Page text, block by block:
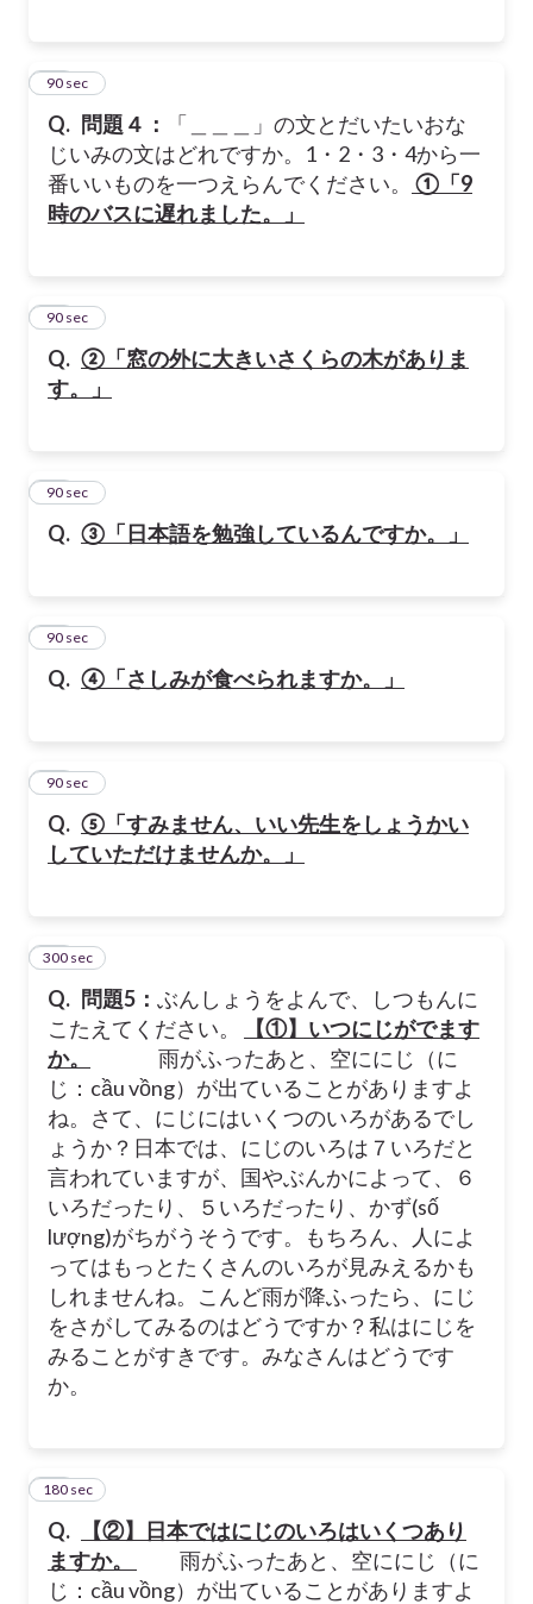
Q. 問題４：
「＿＿＿」の文とだいたいおな
じいみの文はどれですか。1・2・3・4から一
番いいものを一つえらんでください。
①「9
時のバスに遅れました。」
41
90 sec
Q. ②「窓の外に大きいさくらの木がありま
す。」
42
90 sec
Q. ③「日本語を勉強しているんですか。」
43
90 sec
Q. ④「さしみが食べられますか。」
44
90 sec
Q. ⑤「すみません、いい先生をしょうかい
していただけませんか。」
45
90 sec
Q. 問題5： ぶんしょうをよんで、しつもんに
こたえてください。
【①】いつにじがでます
か。
雨がふったあと、空ににじ（に
じ：cầu vồng）が出ていることがありますよ
ね。さて、にじにはいくつのいろがあるでし
ょうか？日本では、にじのいろは７いろだと
言われていますが、国やぶんかによって、６
いろだったり、５いろだったり、かず(số
lượng)がちがうそうです。もちろん、人によ
ってはもっとたくさんのいろが見みえるかも
しれませんね。こんど雨が降ふったら、にじ
をさがしてみるのはどうですか？私はにじを
みることがすきです。みなさんはどうです
か。
46
300 sec
Q.
【②】日本ではにじのいろはいくつあり
ますか。
雨がふったあと、空ににじ（に
じ：cầu vồng）が出ていることがありますよ
47
180 sec